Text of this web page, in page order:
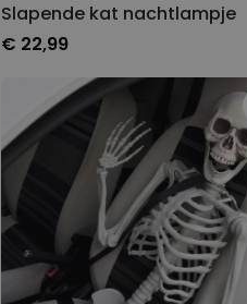
Slapende kat nachtlampje
€ 22,99